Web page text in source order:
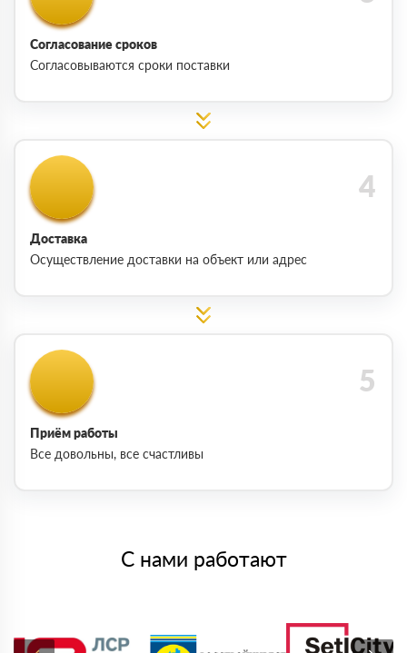
Согласование сроков
Согласовываются сроки поставки
Доставка
Осуществление доставки на объект или адрес
Приём работы
Все довольны, все счастливы
С нами работают